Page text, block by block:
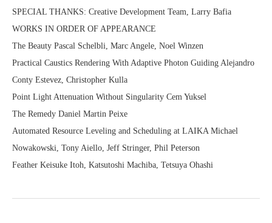
SPECIAL THANKS: Creative Development Team, Larry Bafia
WORKS IN ORDER OF APPEARANCE
The Beauty Pascal Schelbli, Marc Angele, Noel Winzen
Practical Caustics Rendering With Adaptive Photon Guiding Alejandro
Conty Estevez, Christopher Kulla
Point Light Attenuation Without Singularity Cem Yuksel
The Remedy Daniel Martin Peixe
Automated Resource Leveling and Scheduling at LAIKA Michael
Nowakowski, Tony Aiello, Jeff Stringer, Phil Peterson
Feather Keisuke Itoh, Katsutoshi Machiba, Tetsuya Ohashi